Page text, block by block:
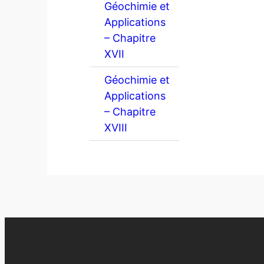
Géochimie et
Applications
– Chapitre
XVII
Géochimie et
Applications
– Chapitre
XVIII